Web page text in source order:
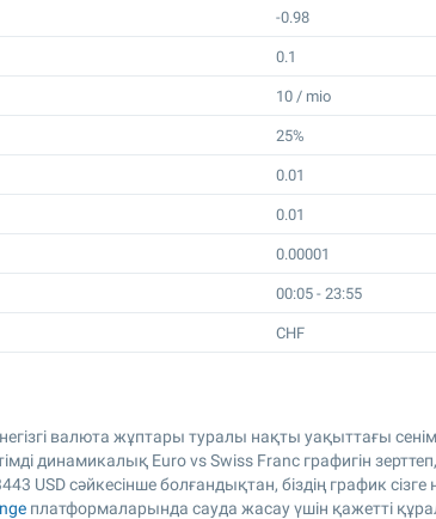
-0.98
0.1
10 / mio
25%
0.01
0.01
0.00001
00:05 - 23:55
CHF
негізгі валюта жұптары туралы нақты уақыттағы
динамикалық Euro vs Swiss Franc графигін
USD сәйкесінше болғандықтан, біздің график
платформаларында сауда жасау үшін қажетті